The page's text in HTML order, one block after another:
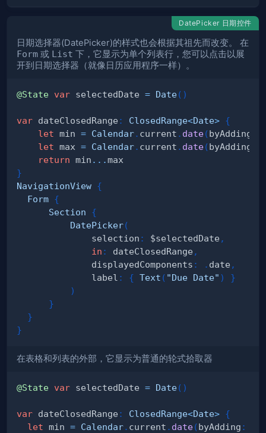
DatePicker 日期控件
日期选择器(DatePicker)的样式也会根据其祖先而改变。 在
Form 或 List 下，它显示为单个列表行，您可以点击以展
开到日期选择器（就像日历应用程序一样）。
@State var selectedDate = Date( )
var dateClosedRange : ClosedRange<Date> {
let min = Calendar. current . date(byAdding
let max = Calendar. current . date(byAdding
return min ...
}
NavigationView {
Form {
Section
{
DatePicker(
              selection
: $selectedDate ,
in : dateClosedRange ,
              displayedComponents
: . date ,
              label
: { Text ( "Due Date" )
}
)
}
}
}
在表格和列表的外部，它显示为普通的轮式拾取器
@State var selectedDate = Date( )
var dateClosedRange : ClosedRange<Date> {
let min = Calendar. current . date(byAdding :